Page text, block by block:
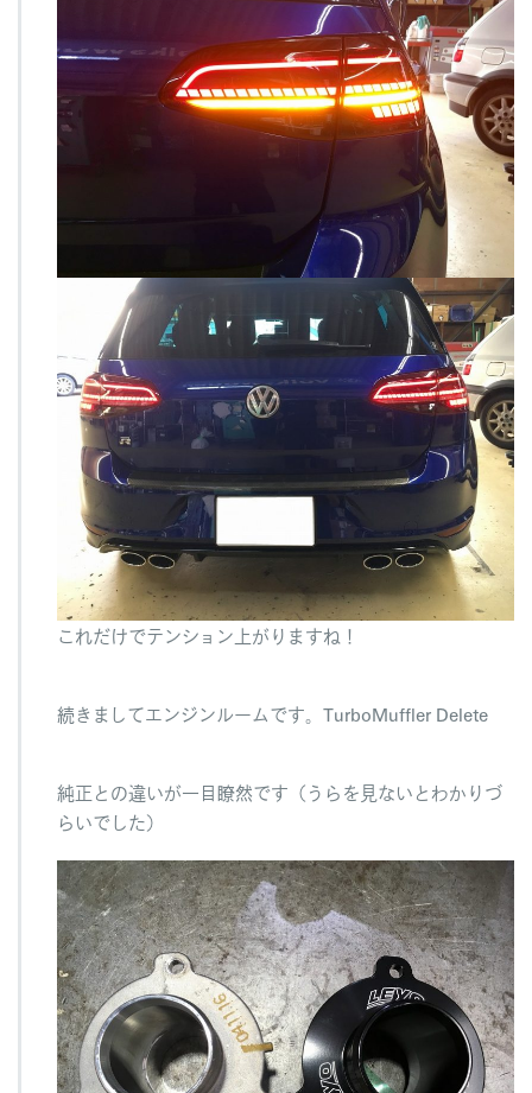
これだけでテンション上がりますね！
続きましてエンジンルームです。TurboMuffler Delete
純正との違いが一目瞭然です（うらを見ないとわかりづ
らいでした）